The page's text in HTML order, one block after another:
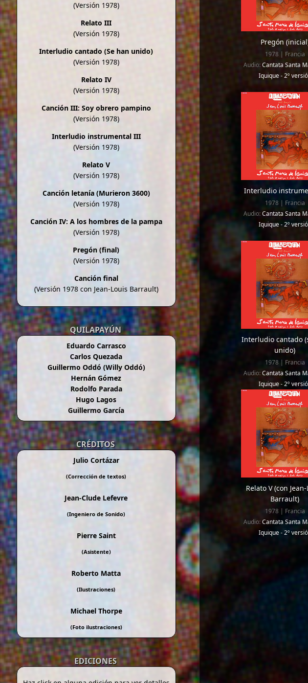
(Versión 1978)
Relato III
(Versión 1978)
Interludio cantado (Se han unido)
(Versión 1978)
Relato IV
(Versión 1978)
Canción III: Soy obrero pampino
(Versión 1978)
Interludio instrumental III
(Versión 1978)
Relato V
(Versión 1978)
Canción letanía (Murieron 3600)
(Versión 1978)
Canción IV: A los hombres de la pampa
(Versión 1978)
Pregón (final)
(Versión 1978)
Canción final
(Versión 1978 con Jean-Louis Barrault)
QUILAPAYÚN
Eduardo Carrasco
Carlos Quezada
Guillermo Oddó (Willy Oddó)
Hernán Gómez
Rodolfo Parada
Hugo Lagos
Guillermo García
CRÉDITOS
Julio Cortázar
(Corrección de textos)
Jean-Clude Lefevre
(Ingeniero de Sonido)
Pierre Saint
(Asistente)
Roberto Matta
(Ilustraciones)
Michael Thorpe
(Foto ilustraciones)
EDICIONES
Pregón
1978 | Francia
Audio:Cantata Santa
Iquique - 2º
Interludio
1978 | Francia
Audio:Cantata Santa
Iquique - 2º
Interludio cantado
unido)
1978 | Francia
Audio:Cantata Santa
Iquique - 2º
Relato V (con
Barrault)
1978 | Francia
Audio:Cantata Santa
Iquique - 2º